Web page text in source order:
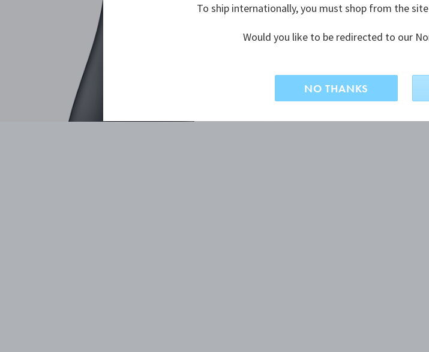
To ship internationally, you must shop from the
Would you like to be redirected to our
NO THANKS